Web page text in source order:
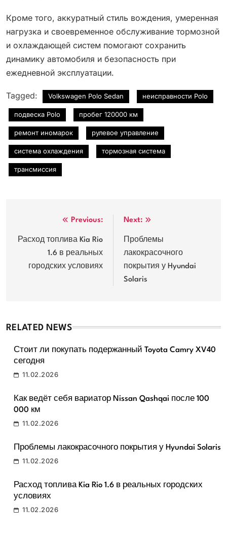
Кроме того, аккуратный стиль вождения, умеренная
нагрузка и своевременное обслуживание тормозной
и охлаждающей систем помогают сохранить
динамику автомобиля и безопасность при
ежедневной эксплуатации.
Tagged: Volkswagen Polo Sedan неисправности Polo
подвеска Polo пробег 120000 км
ремонт иномарок рулевое управление
система охлаждения тормозная система
трансмиссия
Навигация
по
записям
Previous:
Расход топлива Kia Rio
1.6 в реальных
городских условиях
Next:
Проблемы
лакокрасочного
покрытия у Hyundai
Solaris
RELATED NEWS
Стоит ли покупать подержанный Toyota Camry XV40
сегодня
11.02.2026
Как ведёт себя вариатор Nissan Qashqai после 100
000 км
11.02.2026
Проблемы лакокрасочного покрытия у Hyundai Solaris
11.02.2026
Расход топлива Kia Rio 1.6 в реальных городских
условиях
11.02.2026